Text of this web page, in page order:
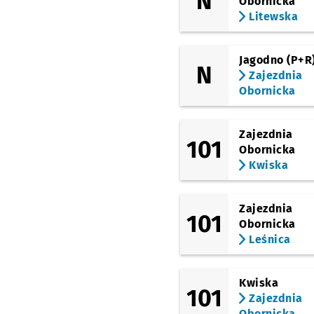
Litewska
N
Jagodno
Zajezdnia
Obornicka
101
Zajezdnia
Obornicka
Kwiska
101
Zajezdnia
Obornicka
Leśnica
101
Kwiska
Zajezdnia